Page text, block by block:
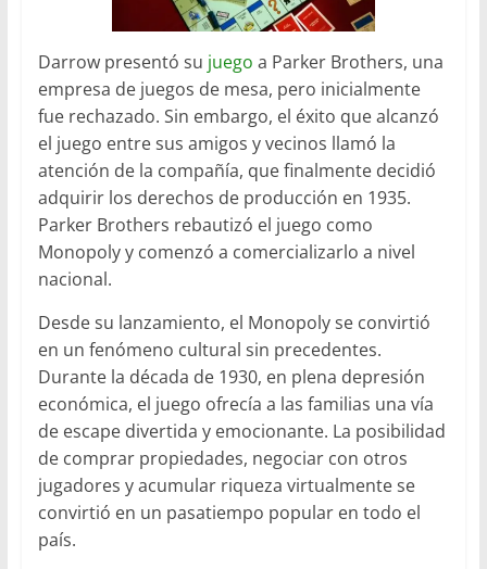
Darrow presentó su juego a Parker Brothers, una
empresa de juegos de mesa, pero inicialmente
fue rechazado. Sin embargo, el éxito que alcanzó
el juego entre sus amigos y vecinos llamó la
atención de la compañía, que finalmente decidió
adquirir los derechos de producción en 1935.
Parker Brothers rebautizó el juego como
Monopoly y comenzó a comercializarlo a nivel
nacional.
Desde su lanzamiento, el Monopoly se convirtió
en un fenómeno cultural sin precedentes.
Durante la década de 1930, en plena depresión
económica, el juego ofrecía a las familias una vía
de escape divertida y emocionante. La posibilidad
de comprar propiedades, negociar con otros
jugadores y acumular riqueza virtualmente se
convirtió en un pasatiempo popular en todo el
país.